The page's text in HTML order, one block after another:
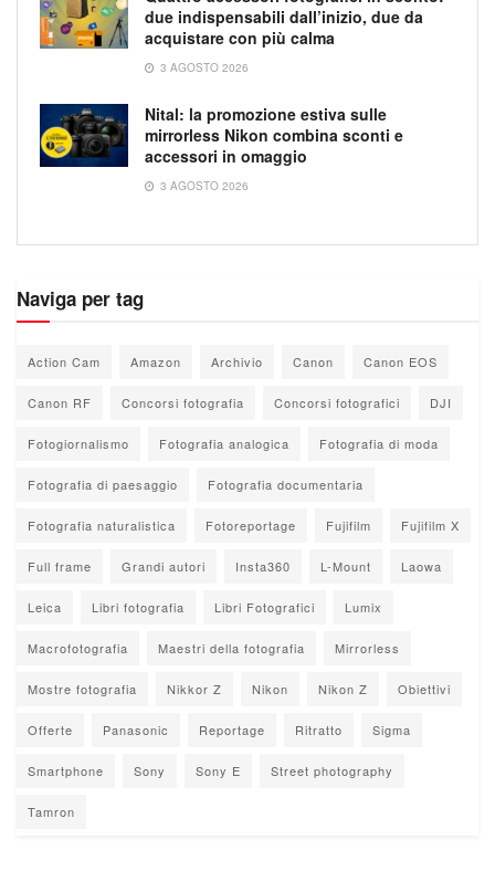
due indispensabili dall’inizio, due da
acquistare con più calma
3 AGOSTO 2026
Nital: la promozione estiva sulle
mirrorless Nikon combina sconti e
accessori in omaggio
3 AGOSTO 2026
Naviga per tag
Action Cam Amazon Archivio Canon Canon EOS
Canon RF Concorsi fotografia Concorsi fotografici DJI
Fotogiornalismo Fotografia analogica Fotografia di moda
Fotografia di paesaggio Fotografia documentaria
Fotografia naturalistica Fotoreportage Fujifilm Fujifilm X
Full frame Grandi autori Insta360 L-Mount Laowa
Leica Libri fotografia Libri Fotografici Lumix
Macrofotografia Maestri della fotografia Mirrorless
Mostre fotografia Nikkor Z Nikon Nikon Z Obiettivi
Offerte Panasonic Reportage Ritratto Sigma
Smartphone Sony Sony E Street photography
Tamron